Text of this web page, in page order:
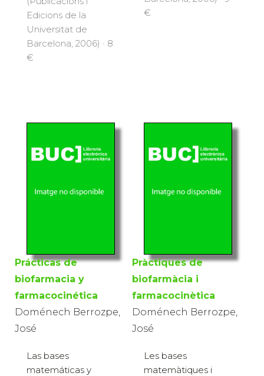
Edicions de la
Universitat de
Barcelona, 2006) · 8
€
€
Prácticas de
biofarmacia y
farmacocinética
Doménech Berrozpe,
José
Las bases
matemáticas y
Pràctiques de
biofarmàcia i
farmacocinètica
Doménech Berrozpe,
José
Les bases
matemàtiques i